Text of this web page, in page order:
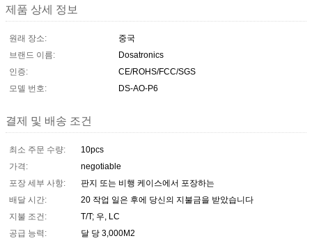
제품 상세 정보
원래 장소:
중국
브랜드 이름:
Dosatronics
인증:
CE/ROHS/FCC/SGS
모델 번호:
DS-AO-P6
결제 및 배송 조건
최소 주문 수량:
10pcs
가격:
negotiable
포장 세부 사항:
판지 또는 비행 케이스에서 포장하는
배달 시간:
20 작업 일은 후에 당신의 지불금을 받았습니다
지불 조건:
T/T; 우, LC
공급 능력:
달 당 3,000M2